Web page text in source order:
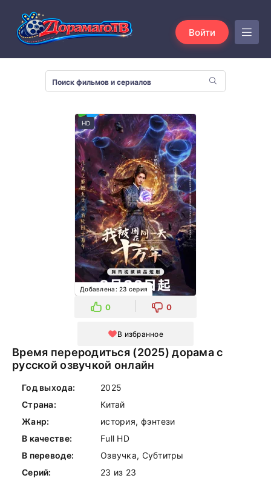
Войти
HD
Добавлена: 23 серия
0 0
В избранное
Время переродиться (2025) дорама с
русской озвучкой онлайн
Год выхода:
2025
Страна:
Китай
Жанр:
история, фэнтези
В качестве:
Full HD
В переводе:
Озвучка, Субтитры
Серий:
23 из 23